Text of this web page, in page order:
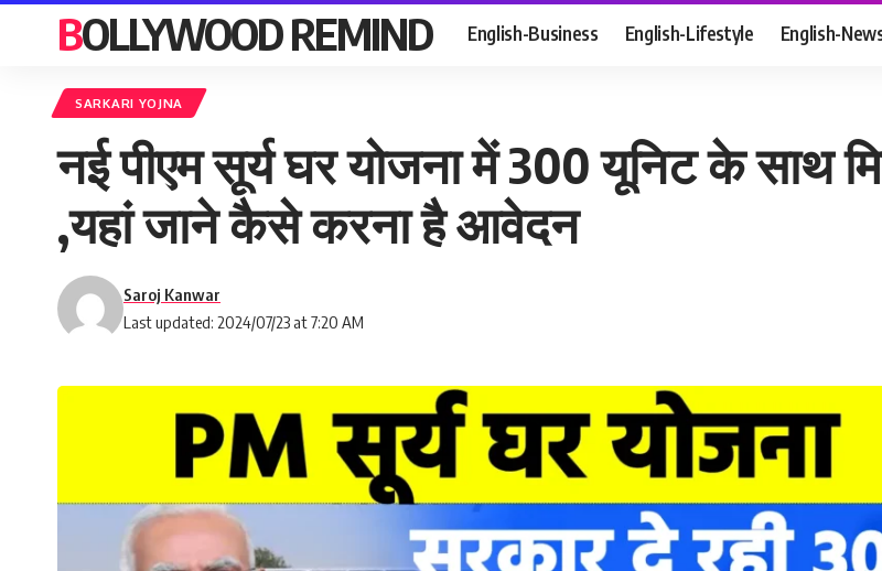
BOLLYWOOD REMIND English-Business English-Lifestyle English-
SARKARI YOJNA
नई पीएम सूर्य घर योजना में 300 यूनिट के साथ
,यहां जाने कैसे करना है आवेदन
Last updated: 2024/07/23 at 7:20 AM
Saroj Kanwar